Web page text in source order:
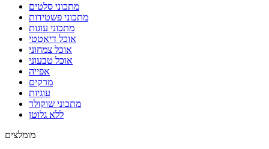
מתכוני סלטים
מתכוני פשטידות
מתכוני עוגות
אוכל דיאטטי
אוכל צמחוני
אוכל טבעוני
אפייה
מרקים
עוגיות
מתכוני שוקולד
ללא גלוטן
מומלצים